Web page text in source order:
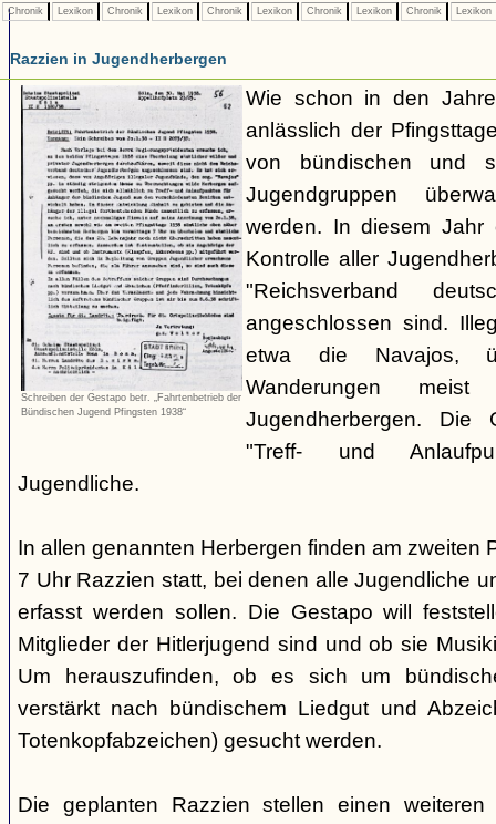
Chronik Lexikon Chronik Lexikon Chronik Lexikon Chronik Lexikon Chronik Lexikon
Razzien in Jugendherbergen
Schreiben der Gestapo betr. „Fahrtenbetrieb der
Bündischen Jugend Pfingsten 1938“
Wie schon in den
anlässlich der
von bündischen und
Jugendgruppen
werden. In diesem Jahr
Kontrolle aller
"Reichsverband
angeschlossen sind.
etwa die Navajos,
Wanderungen
Jugendherbergen.
"Treff- und
Jugendliche.
In allen genannten Herbergen finden am zweiten
7 Uhr Razzien statt, bei denen alle Jugendliche
erfasst werden sollen. Die Gestapo will
Mitglieder der Hitlerjugend sind und ob sie
Um herauszufinden, ob es sich um
verstärkt nach bündischem Liedgut und
Totenkopfabzeichen) gesucht werden.
Die geplanten Razzien stellen einen weiteren